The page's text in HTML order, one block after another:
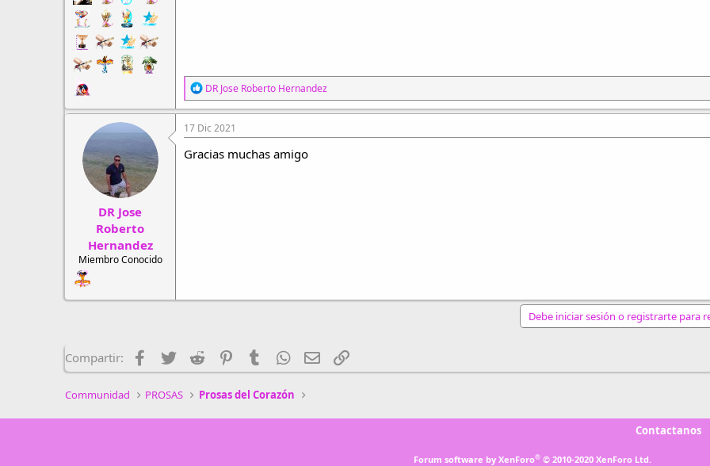
R
e
a
c
c
i
o
DR Jose Roberto Hernandez
DR Jose
Roberto
Hernandez
Miembro Conocido
17 Dic 2021
Gracias muchas amigo
Debe iniciar sesión o registrarte para
Compartir: Facebook
TwitterReddit PinterestTumblrWhatsApp
EmailEnlace
Communidad PROSAS Prosas del Corazón
Contactanos
Forum software by XenForo® © 2010-2020 XenForo Ltd.